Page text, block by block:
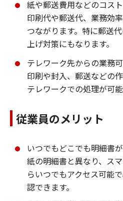
紙や郵送費用などのコスト
印刷代や郵送代、業務効
つながります。特に郵送
上げ対策にもなります。
テレワーク先からの業務可
印刷や封入、郵送などの
テレワークでの処理が可能
従業員のメリット
いつでもどこでも明細書が
紙の明細書と異なり、ス
らいつでもアクセス可能
認できます。